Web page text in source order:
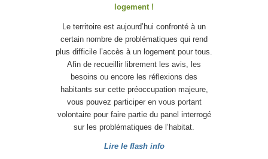
logement !
Le territoire est aujourd’hui confronté à un
certain nombre de problématiques qui rend
plus difficile l’accès à un logement pour tous.
Afin de recueillir librement les avis, les
besoins ou encore les réflexions des
habitants sur cette préoccupation majeure,
vous pouvez participer en vous portant
volontaire pour faire partie du panel interrogé
sur les problématiques de l’habitat.
Lire le flash info